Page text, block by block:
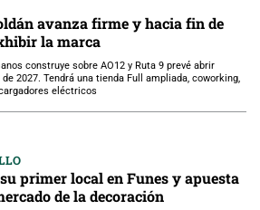
avanza firme y hacia fin de
la marca
construye sobre AO12 y Ruta 9 prevé abrir
2027. Tendrá una tienda Full ampliada, coworking,
eléctricos
primer local en Funes y apuesta
de la decoración